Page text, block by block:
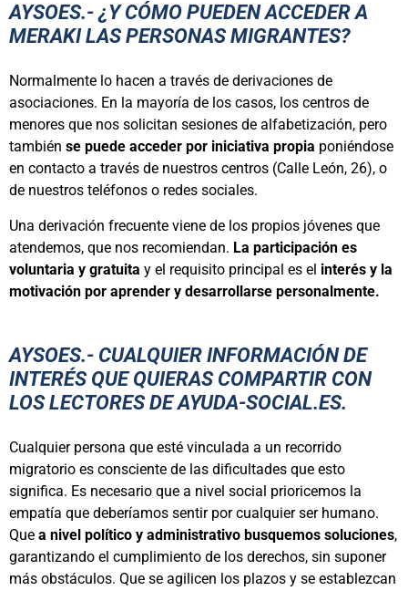
AYSOES.- ¿Y CÓMO PUEDEN ACCEDER A
MERAKI LAS PERSONAS MIGRANTES?
Normalmente lo hacen a través de derivaciones de
asociaciones. En la mayoría de los casos, los centros de
menores que nos solicitan sesiones de alfabetización, pero
también se puede acceder por iniciativa propia poniéndose
en contacto a través de nuestros centros (Calle León, 26), o
de nuestros teléfonos o redes sociales.
Una derivación frecuente viene de los propios jóvenes que
atendemos, que nos recomiendan. La participación es
voluntaria y gratuita y el requisito principal es el interés y la
motivación por aprender y desarrollarse personalmente.
AYSOES.- CUALQUIER INFORMACIÓN DE
INTERÉS QUE QUIERAS COMPARTIR CON
LOS LECTORES DE AYUDA-SOCIAL.ES.
Cualquier persona que esté vinculada a un recorrido
migratorio es consciente de las dificultades que esto
significa. Es necesario que a nivel social prioricemos la
empatía que deberíamos sentir por cualquier ser humano.
Que a nivel político y administrativo busquemos soluciones,
garantizando el cumplimiento de los derechos, sin suponer
más obstáculos. Que se agilicen los plazos y se establezcan